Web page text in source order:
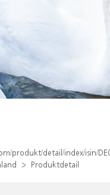
produkt/detail/index/isin/
Produktdetail